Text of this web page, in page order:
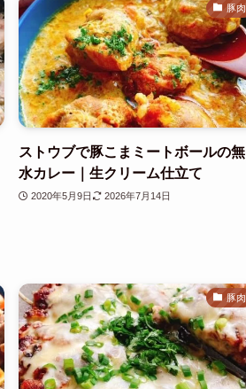
豚肉
ストウブで豚こまミートボールの無
水カレー｜生クリーム仕立て
2020年5月9日 2026年7月14日
豚肉